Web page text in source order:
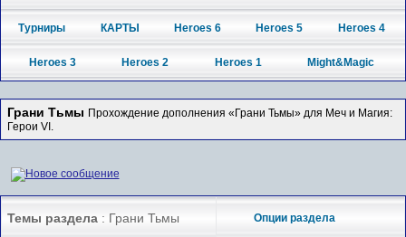
Турниры КАРТЫ Heroes 6 Heroes 5 Heroes 4
Heroes 3 Heroes 2 Heroes 1 Might&Magic
Грани Тьмы Прохождение дополнения «Грани Тьмы» для Меч и Магия:
Герои VI.
Темы раздела : Грани Тьмы Опции раздела